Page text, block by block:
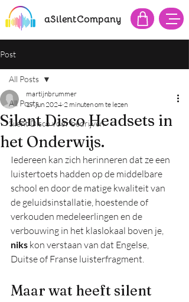
aSilentCompany
Post
All Posts
Silent Disco voor bedrijven
All Posts
Silent Disco Headsets in
het Onderwijs.
martijnbrummer
17 jun 2024 2 minuten om te lezen
Iedereen kan zich herinneren dat ze een
luistertoets hadden op de middelbare
school en door de matige kwaliteit van
de geluidsinstallatie, hoestende of
verkouden medeleerlingen en de
verbouwing in het klaslokaal boven je,
niks kon verstaan van dat Engelse,
Duitse of Franse luisterfragment.
Maar wat heeft silent